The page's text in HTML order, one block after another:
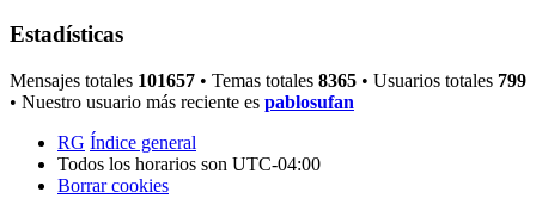
Estadísticas
Mensajes totales 101657 • Temas totales 8365 • Usuarios totales 799
• Nuestro usuario más reciente es pablosufan
RG Índice general
Todos los horarios son UTC-04:00
Borrar cookies